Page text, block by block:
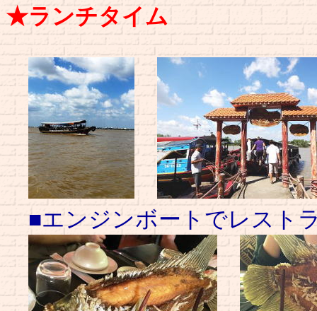
★ランチタイム
■エンジンボートでレスト